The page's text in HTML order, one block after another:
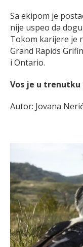
Sa ekipom je
nije uspeo da
Tokom karijere je
Grand Rapids
i Ontario.
Vos je u
Autor: Jovana Nerić